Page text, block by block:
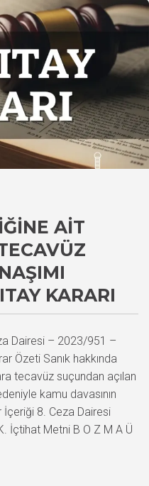
AIT
KARARI
Dairesi – 2023/951 –
Özeti Sanık hakkında
tecavüz suçundan açılan
kamu davasının
8. Ceza Dairesi
Metni B O Z M A Ü